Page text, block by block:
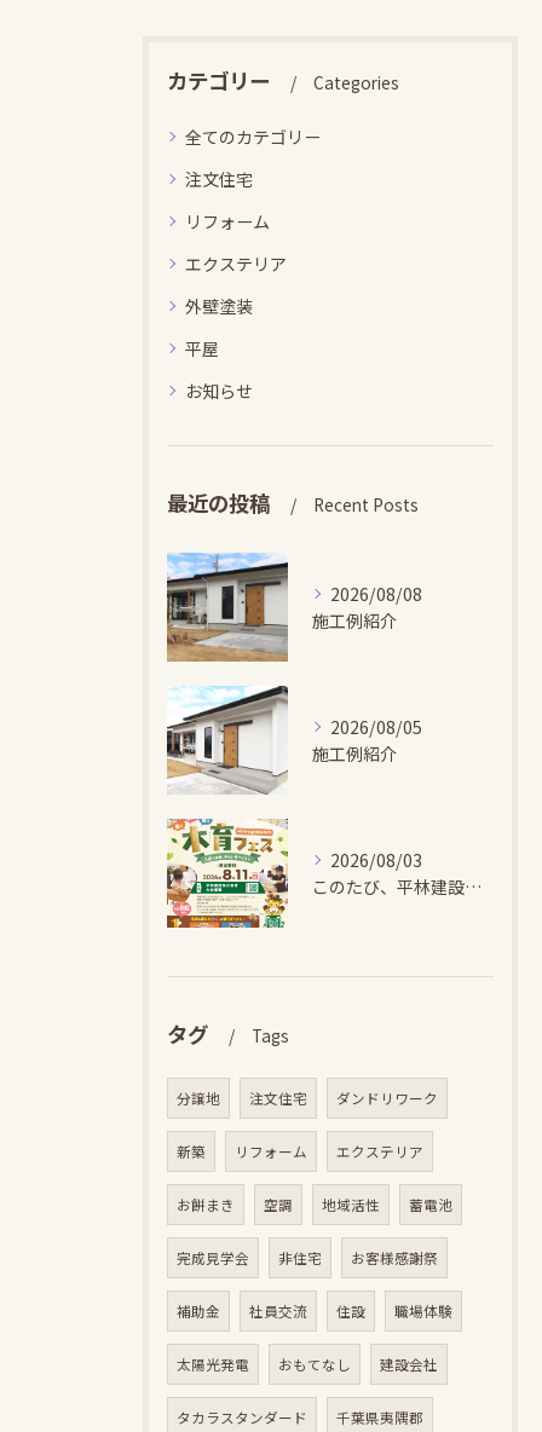
カテゴリー Categories
全てのカテゴリー
注文住宅
リフォーム
エクステリア
外壁塗装
平屋
お知らせ
最近の投稿 Recent Posts
2026/08/08
施工例紹介
2026/08/05
施工例紹介
2026/08/03
このたび、平林建設では、お子さまが木とふれあい・木について学...
タグ Tags
分譲地 注文住宅 ダンドリワーク
新築 リフォーム エクステリア
お餅まき 空調 地域活性 蓄電池
完成見学会 非住宅 お客様感謝祭
補助金 社員交流 住設 職場体験
太陽光発電 おもてなし 建設会社
タカラスタンダード 千葉県夷隅郡